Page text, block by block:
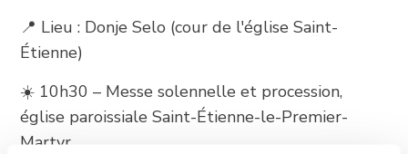
Contact us
FOLLOW US
📍 Lieu : Donje Selo (cour de l'église Saint-
Étienne)
☀️ 10h30 – Messe solennelle et procession,
église paroissiale Saint-Étienne-le-Premier-
Martyr